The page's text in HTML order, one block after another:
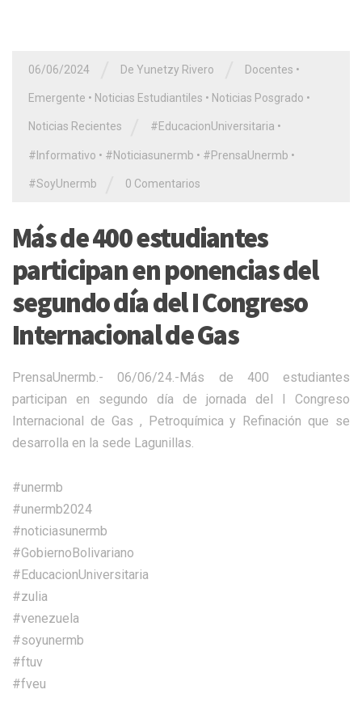
06/06/2024 De Yunetzy Rivero Docentes •
Emergente • Noticias Estudiantiles • Noticias Posgrado •
Noticias Recientes #EducacionUniversitaria •
#Informativo • #Noticiasunermb • #PrensaUnermb •
#SoyUnermb 0 Comentarios
Más de 400 estudiantes
participan en ponencias del
segundo día del I Congreso
Internacional de Gas
PrensaUnermb.- 06/06/24.-Más de 400 estudiantes
participan en segundo día de jornada del I Congreso
Internacional de Gas , Petroquímica y Refinación que se
desarrolla en la sede Lagunillas.
#unermb
#unermb2024
#noticiasunermb
#GobiernoBolivariano
#EducacionUniversitaria
#zulia
#venezuela
#soyunermb
#ftuv
#fveu